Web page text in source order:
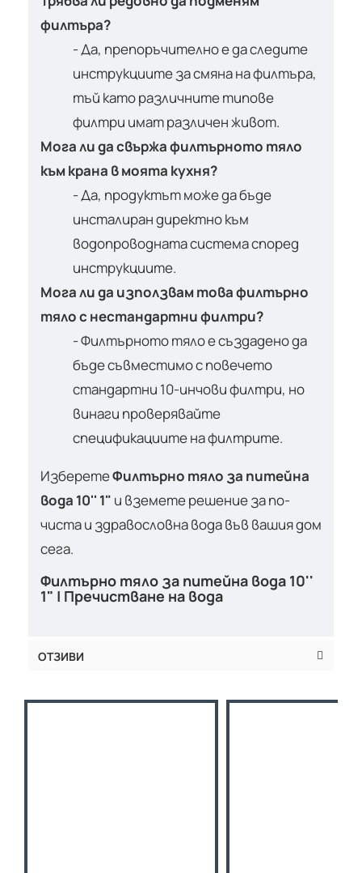
филтъра?
- Да, препоръчително е да следите
инструкциите за смяна на филтъра,
тъй като различните типове
филтри имат различен живот.
Мога ли да свържа филтърното тяло
към крана в моята кухня?
- Да, продуктът може да бъде
инсталиран директно към
водопроводната система според
инструкциите.
Мога ли да използвам това филтърно
тяло с нестандартни филтри?
- Филтърното тяло е създадено да
бъде съвместимо с повечето
стандартни 10-инчови филтри, но
винаги проверявайте
спецификациите на филтрите.
ИзберетеФилтърно тяло за питейна
вода 10'' 1" и вземете решение за по-
чиста и здравословна вода във вашия дом
сега.
Филтърно тяло за питейна вода 10''
1" | Пречистване на вода
ОТЗИВИ